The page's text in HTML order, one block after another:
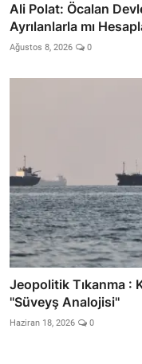
Ali Polat: Öcalan
Ayrılanlarla mı
Ağustos 8, 2026 0
Jeopolitik Tıkanma :
''Süveyş Analojisi''
Haziran 18, 2026 0